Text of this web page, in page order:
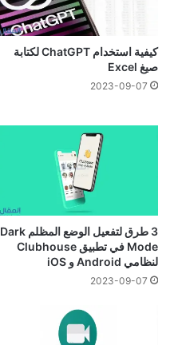
كيفية استخدام ChatGPT لكتابة
صيغ Excel
2023-09-07
3 طرق لتفعيل الوضع المظلم Dark
Mode في تطبيق Clubhouse
لنظامي Android و iOS
2023-09-07